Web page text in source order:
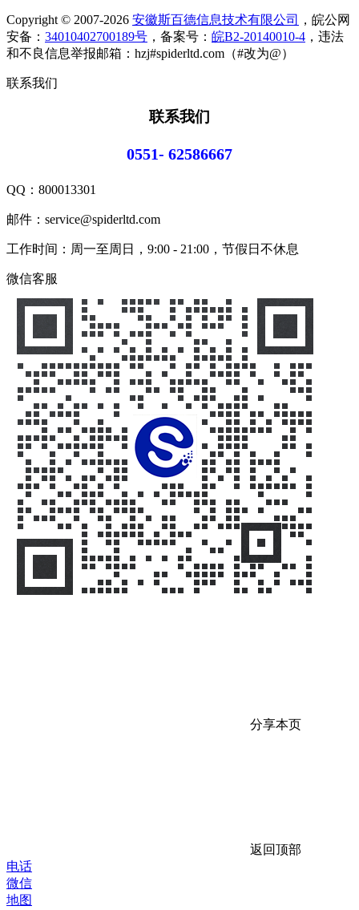
Copyright © 2007-2026 安徽斯百德信息技术有限公司
，皖公网
安备： 34010402700189号 ，备案号： 皖B2-20140010-4 ，违法
和不良信息举报邮箱：hzj#spiderltd.com（#改为@）
联系我们
联系我们
0551- 62586667
QQ： 800013301
邮件：service@spiderltd.com
工作时间：周一至周日，9:00 - 21:00，节假日不休息
微信客服
分享本页
返回顶部
电话
微信
地图